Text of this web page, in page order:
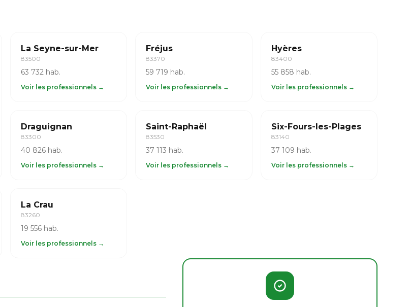
La Seyne-sur-Mer
83500
63 732 hab.
Voir les professionnels →
Fréjus
83370
59 719 hab.
Voir les professionnels →
Hyères
83400
55 858 hab.
Voir les professionnels →
Draguignan
83300
40 826 hab.
Voir les professionnels →
Saint-Raphaël
83530
37 113 hab.
Voir les professionnels →
Six-Fours-les-Plages
83140
37 109 hab.
Voir les professionnels →
La Crau
83260
19 556 hab.
Voir les professionnels →